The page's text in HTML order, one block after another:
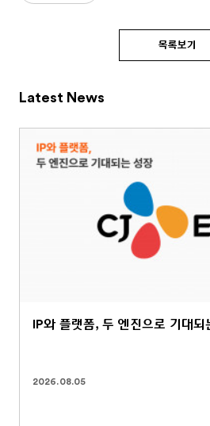
목록보기
Latest News
IP와 플랫폼, 두 엔진으로 기대되
2026.08.05